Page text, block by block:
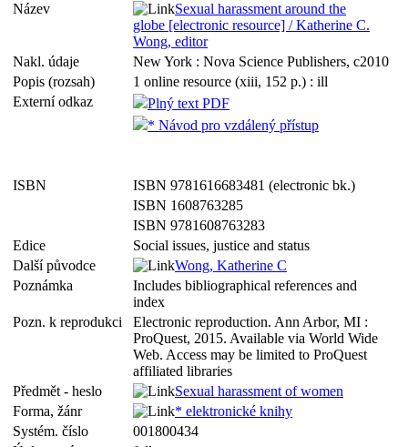
Název
Sexual harassment around the
globe [electronic resource] / Katherine C.
Wong, editor
Nakl. údaje
New York : Nova Science Publishers, c2010
Popis (rozsah)
1 online resource (xiii, 152 p.) : ill
Externí odkaz
Plný text PDF
* Návod pro vzdálený přístup
ISBN
ISBN 9781616683481 (electronic bk.)
ISBN 1608763285
ISBN 9781608763283
Edice
Social issues, justice and status
Další původce
Wong, Katherine C
Poznámka
Includes bibliographical references and
index
Pozn. k reprodukci
Electronic reproduction. Ann Arbor, MI :
ProQuest, 2015. Available via World Wide
Web. Access may be limited to ProQuest
affiliated libraries
Předmět - heslo
Sexual harassment of women
Forma, žánr
* elektronické knihy
Systém. číslo
001800434